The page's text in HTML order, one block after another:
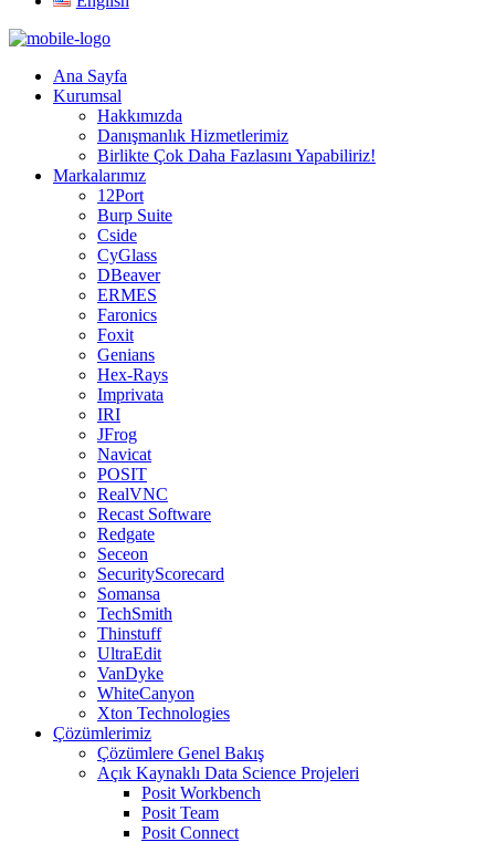
Ana Sayfa
Kurumsal
Hakkımızda
Danışmanlık Hizmetlerimiz
Birlikte Çok Daha Fazlasını Yapabiliriz!
Markalarımız
12Port
Burp Suite
Cside
CyGlass
DBeaver
ERMES
Faronics
Foxit
Genians
Hex-Rays
Imprivata
IRI
JFrog
Navicat
POSIT
RealVNC
Recast Software
Redgate
Seceon
SecurityScorecard
Somansa
TechSmith
Thinstuff
UltraEdit
VanDyke
WhiteCanyon
Xton Technologies
Çözümlerimiz
Çözümlere Genel Bakış
Açık Kaynaklı Data Science Projeleri
Posit Workbench
Posit Team
Posit Connect